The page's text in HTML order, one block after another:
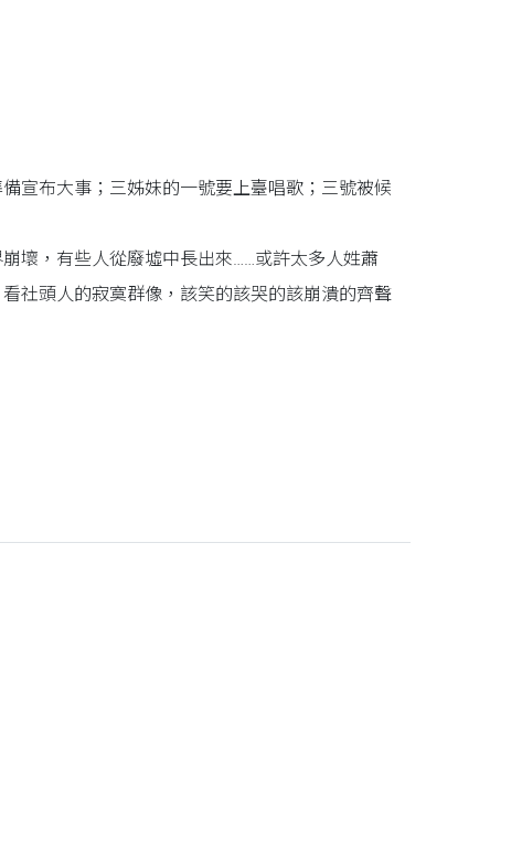
宣布大事；三姊妹的一號要上臺唱歌；三號被候
壞，有些人從廢墟中長出來……或許太多人姓蕭
社頭人的寂寞群像，該笑的該哭的該崩潰的齊聲